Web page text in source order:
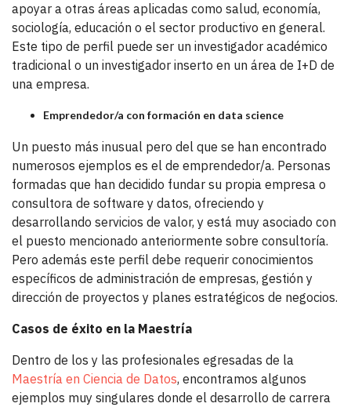
apoyar a otras áreas aplicadas como salud, economía,
sociología, educación o el sector productivo en general.
Este tipo de perfil puede ser un investigador académico
tradicional o un investigador inserto en un área de I+D de
una empresa.
Emprendedor/a con formación en data science
Un puesto más inusual pero del que se han encontrado
numerosos ejemplos es el de emprendedor/a. Personas
formadas que han decidido fundar su propia empresa o
consultora de software y datos, ofreciendo y
desarrollando servicios de valor, y está muy asociado con
el puesto mencionado anteriormente sobre consultoría.
Pero además este perfil debe requerir conocimientos
específicos de administración de empresas, gestión y
dirección de proyectos y planes estratégicos de negocios.
Casos de éxito en la Maestría
Dentro de los y las profesionales egresadas de la
Maestría en Ciencia de Datos, encontramos algunos
ejemplos muy singulares donde el desarrollo de carrera